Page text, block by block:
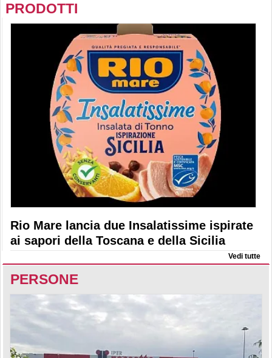
PRODOTTI
Rio Mare lancia due Insalatissime ispirate
ai sapori della Toscana e della Sicilia
Vedi tutte
PERSONE